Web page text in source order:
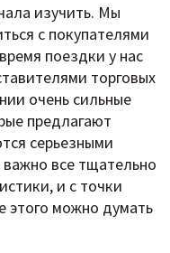
изучить. Мы
с покупателями
поездки у нас
торговых
очень сильные
предлагают
серьезными
все тщательно
и с точки
этого можно думать